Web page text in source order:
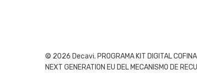
© 2026 Decavi. PROGRAMA KIT DIGITAL
NEXT GENERATION EU DEL MECANISMO DE